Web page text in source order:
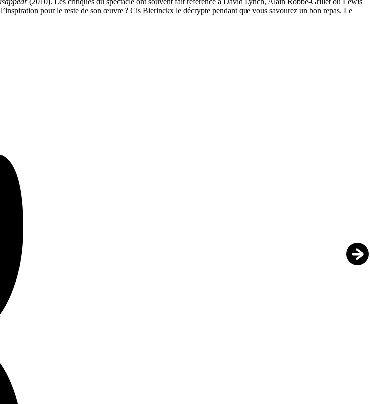
pour le reste de son œuvre ? Cis Bierinckx le décrypte pendant que vous savourez un bon repas. Le